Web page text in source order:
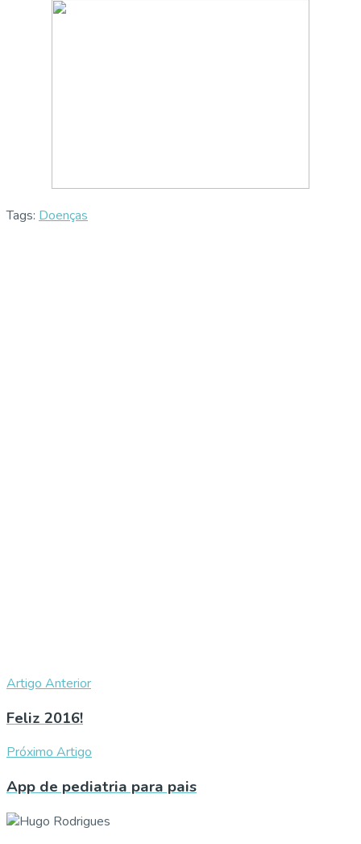
Tags: Doenças
Artigo Anterior
Feliz 2016!
Próximo Artigo
App de pediatria para pais